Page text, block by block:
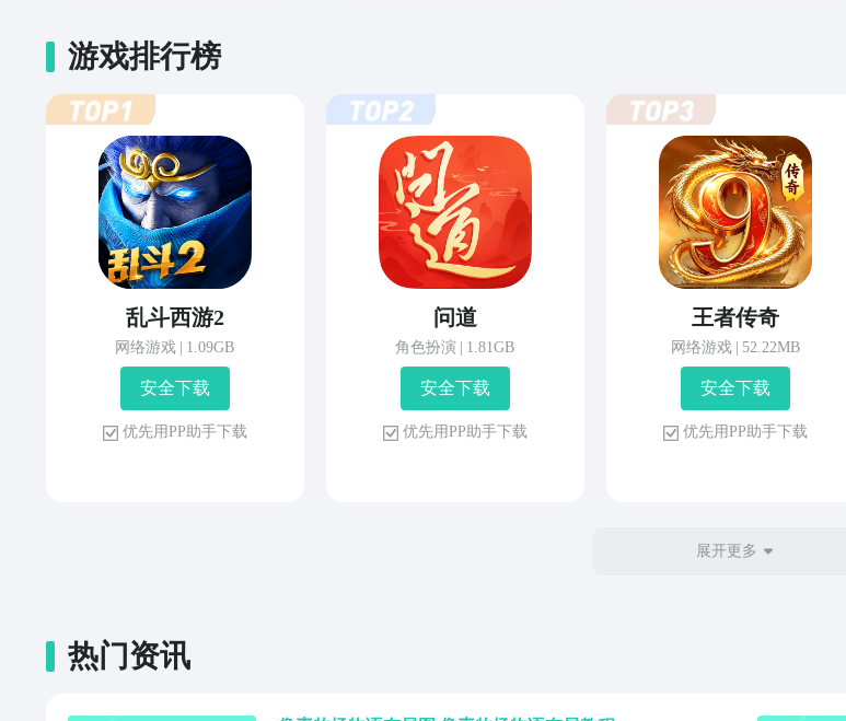
游戏排行榜
乱斗西游2
网络游戏 1.09GB
安 全 下 载
优 先 用 P P 助 手 下 载
问道
角色扮演 1.81GB
安 全 下 载
优 先 用 P P 助 手 下 载
王者传奇
网络游戏 52.22MB
安 全 下 载
优 先 用 P P 助 手 下 载
展开更多
热门资讯